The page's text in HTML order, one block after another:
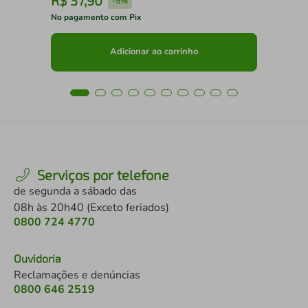
No pagamento com Pix
Adicionar ao carrinho
Serviços por telefone
de segunda a sábado das
08h às 20h40 (Exceto feriados)
0800 724 4770
Ouvidoria
Reclamações e denúncias
0800 646 2519